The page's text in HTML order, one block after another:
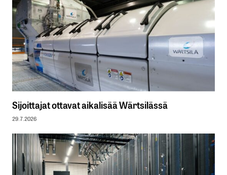
Sijoittajat ottavat aikalisää Wärtsilässä
29.7.2026